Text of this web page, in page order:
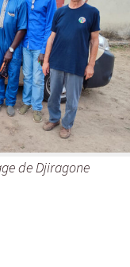
de Djiragone